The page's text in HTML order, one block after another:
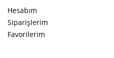
Hesabım
Siparişlerim
Favorilerim